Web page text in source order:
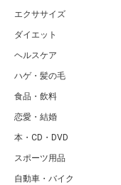
エクササイズ
ダイエット
ヘルスケア
ハゲ・髪の毛
食品・飲料
恋愛・結婚
本・CD・DVD
スポーツ用品
自動車・バイク